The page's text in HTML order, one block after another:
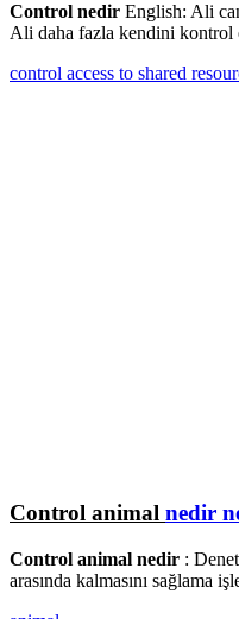
Control nedir English: Ali
Ali daha fazla kendini kontrol
control access to shared
Control animal nedir
Control animal nedir :
arasında kalmasını sağlama